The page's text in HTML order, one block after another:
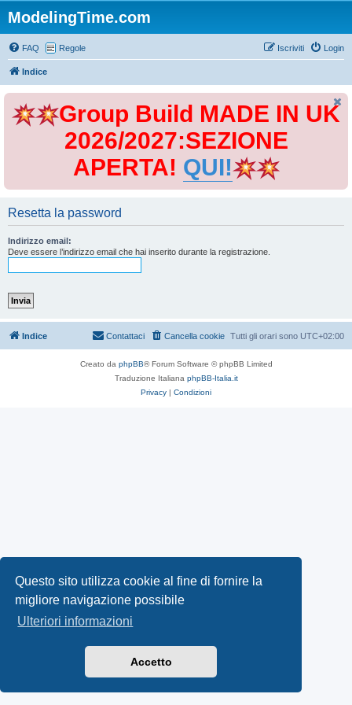
Questo sito utilizza cookie al fine di fornire la
migliore navigazione possibile
Ulteriori informazioni
Accetto
ModelingTime.com
FAQ Regole Login
Iscriviti
Indice
Group Build MADE IN UK
2026/2027:SEZIONE
APERTA! QUI!
Resetta la password
Indirizzo email:
Deve essere l’indirizzo email che hai inserito durante la registrazione.
Indice Tutti gli orari sono UTC+02:00
Cancella cookie
Contattaci
Creato da phpBB® Forum Software © phpBB Limited
Traduzione Italiana phpBB-Italia.it
Privacy | Condizioni